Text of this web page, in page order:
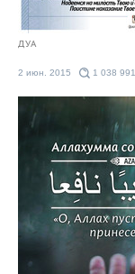
ДУА
2 июн. 2015 1 038 991